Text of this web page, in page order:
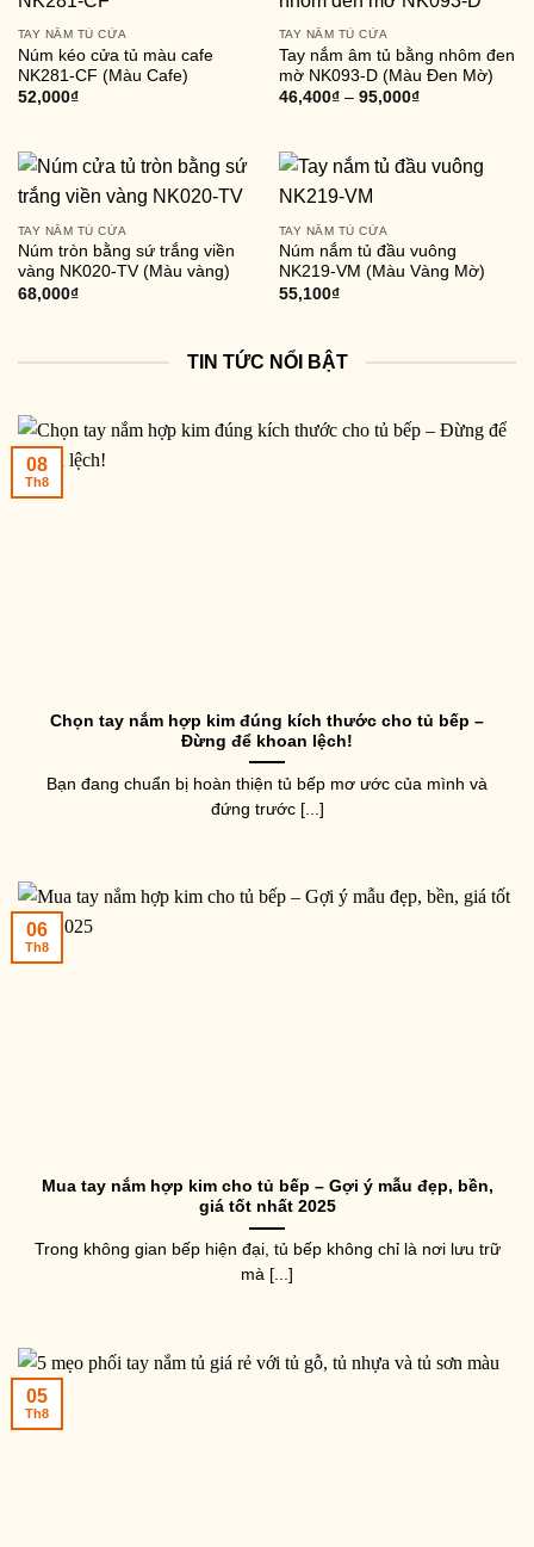
TAY NẮM TỦ CỬA
Núm kéo cửa tủ màu cafe
NK281-CF (Màu Cafe)
52,000₫
TAY NẮM TỦ CỬA
Tay nắm âm tủ bằng nhôm đen
mờ NK093-D (Màu Đen Mờ)
46,400₫– 95,000₫
TAY NẮM TỦ CỬA
Núm tròn bằng sứ trắng viền
vàng NK020-TV (Màu vàng)
68,000₫
TAY NẮM TỦ CỬA
Núm nắm tủ đầu vuông
NK219-VM (Màu Vàng Mờ)
55,100₫
TIN TỨC NỔI BẬT
Chọn tay nắm hợp kim đúng kích thước cho tủ bếp –
Đừng để khoan lệch!
Bạn đang chuẩn bị hoàn thiện tủ bếp mơ ước của mình và
đứng trước [...]
08
Th8
Mua tay nắm hợp kim cho tủ bếp – Gợi ý mẫu đẹp, bền,
giá tốt nhất 2025
Trong không gian bếp hiện đại, tủ bếp không chỉ là nơi lưu trữ
mà [...]
06
Th8
05
Th8